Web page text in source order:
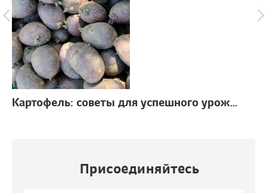
Картофель: советы для успешного урожая
Присоединяйтесь